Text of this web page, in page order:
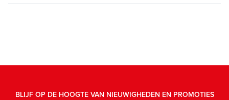
BLIJF OP DE HOOGTE VAN NIEUWIGHEDEN EN PROMOTIES